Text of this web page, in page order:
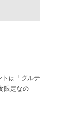
トは「グルテ
限定なの